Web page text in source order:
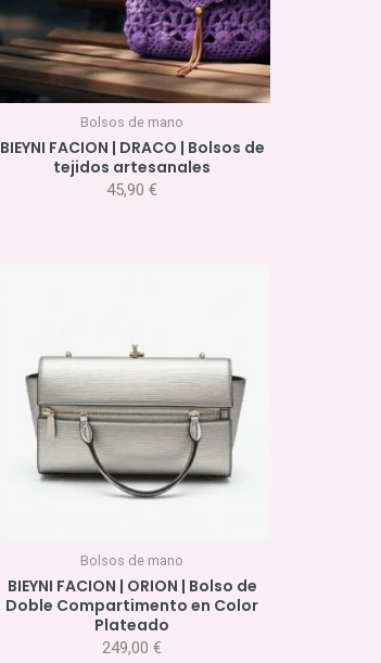
Bolsos de mano
BIEYNI FACION | DRACO | Bolsos de
tejidos artesanales
45,90 €
Bolsos de mano
BIEYNI FACION | ORION | Bolso de
Doble Compartimento en Color
Plateado
249,00 €